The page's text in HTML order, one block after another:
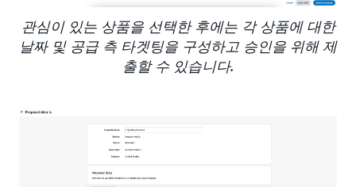
관심이 있는 상품을 선택한 후에는 각 상품에 대한
날짜 및 공급 측 타겟팅을 구성하고 승인을 위해 제
출할 수 있습니다.